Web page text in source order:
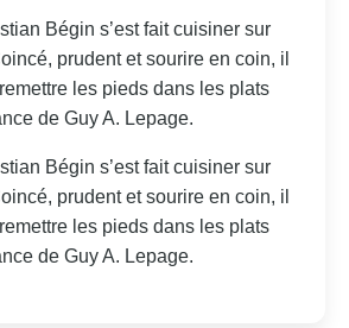
Bégin s’est fait cuisiner sur
prudent et sourire en coin, il
les pieds dans les plats
de Guy A. Lepage.
Bégin s’est fait cuisiner sur
prudent et sourire en coin, il
les pieds dans les plats
de Guy A. Lepage.